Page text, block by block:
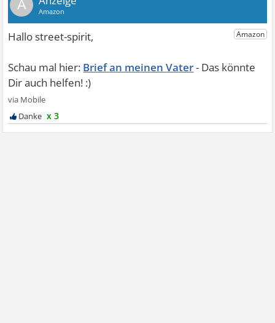
A
Brief an meinen Vater
x 3